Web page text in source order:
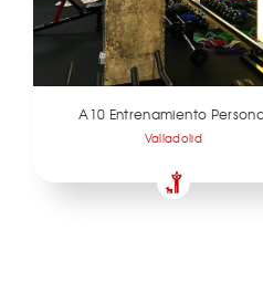
A10 Entrenamiento
Valladolid